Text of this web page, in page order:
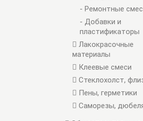
- Ремонтные
- Добавки и
пластификаторы
Лакокрасочные
материалы
Клеевые смеси
Стеклохолст,
Пены, герметики
Саморезы,